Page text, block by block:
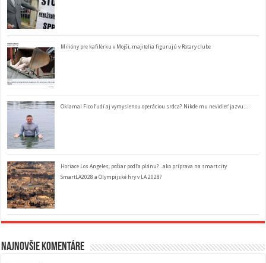
Milióny pre kafilérku v Mojši, majitelia figurujú v Rotary clube
Oklamal Fico ľudí aj vymyslenou operáciou srdca? Nikde mu nevidieť jazvu…
Horiace Los Angeles, požiar podľa plánu? ..ako príprava na smart city
SmartLA2028 a Olympijské hry v LA 2028?
Najnovšie komentáre